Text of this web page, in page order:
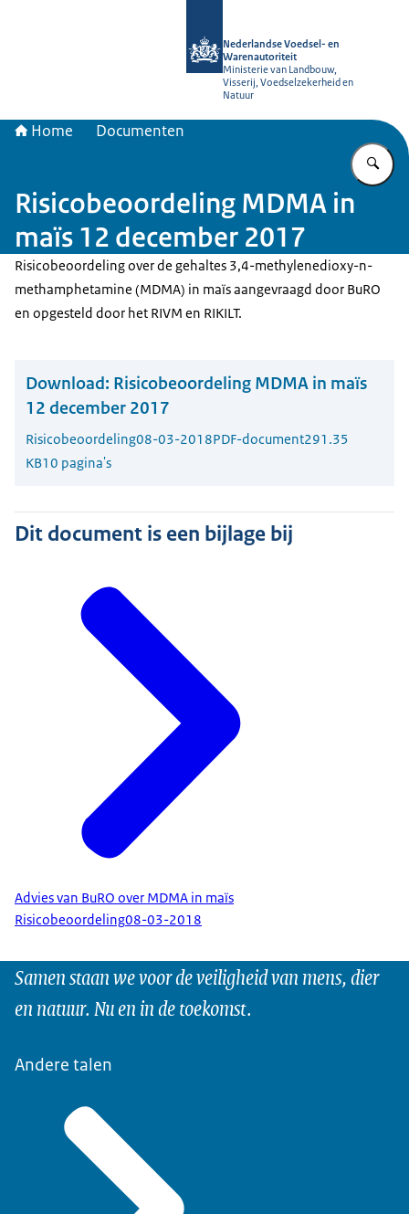
Nederlandse Voedsel- en
Warenautoriteit
Ministerie van Landbouw,
Visserij, Voedselzekerheid en
Natuur
Home Documenten
Risicobeoordeling MDMA in
maïs 12 december 2017
Risicobeoordeling over de gehaltes 3,4-methylenedioxy-n-
methamphetamine (MDMA) in maïs aangevraagd door BuRO
en opgesteld door het RIVM en RIKILT.
Download: Risicobeoordeling MDMA in maïs
12 december 2017
Risicobeoordeling08-03-2018PDF-document291.35
KB10 pagina's
Dit document is een bijlage bij
Advies van BuRO over MDMA in maïs
Risicobeoordeling08-03-2018
Samen staan we voor de veiligheid van mens, dier
en natuur. Nu en in de toekomst.
Andere talen